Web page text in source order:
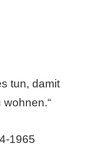
tun, damit
1965